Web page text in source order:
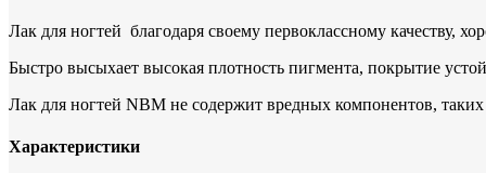
Лак для ногтей благодаря своему первоклассному качеству,
Быстро высыхает высокая плотность пигмента, покрытие
Лак для ногтей NBM не содержит вредных компонентов,
Характеристики